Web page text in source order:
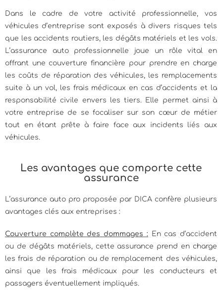
Dans le cadre de votre activité professionnelle, vos
véhicules d’entreprise sont exposés à divers risques tels
que les accidents routiers, les dégâts matériels et les vols.
L’assurance auto professionnelle joue un rôle vital en
offrant une couverture financière pour prendre en charge
les coûts de réparation des véhicules, les remplacements
suite à un vol, les frais médicaux en cas d’accidents et la
responsabilité civile envers les tiers. Elle permet ainsi à
votre entreprise de se focaliser sur son cœur de métier
tout en étant prête à faire face aux incidents liés aux
véhicules.
Les avantages que comporte cette
assurance
L’assurance auto pro proposée par DICA confère plusieurs
avantages clés aux entreprises :
Couverture complète des dommages : En cas d’accident
ou de dégâts matériels, cette assurance prend en charge
les frais de réparation ou de remplacement des véhicules,
ainsi que les frais médicaux pour les conducteurs et
passagers éventuellement impliqués.